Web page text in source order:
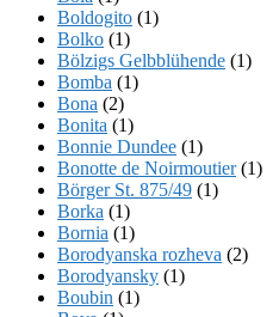
Boldogito (1)
Bolko (1)
Bölzigs Gelbblühende (1)
Bomba (1)
Bona (2)
Bonita (1)
Bonnie Dundee (1)
Bonotte de Noirmoutier(1)
Börger St. 875/49 (1)
Borka (1)
Bornia (1)
Borodyanska rozheva (2)
Borodyansky (1)
Boubin (1)